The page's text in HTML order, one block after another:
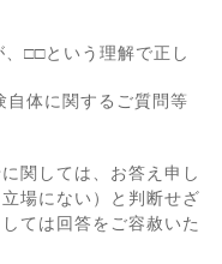
、□□という理解で正し
自体に関するご質問等
関しては、お答え申し
場にない）と判断せざ
ては回答をご容赦いた